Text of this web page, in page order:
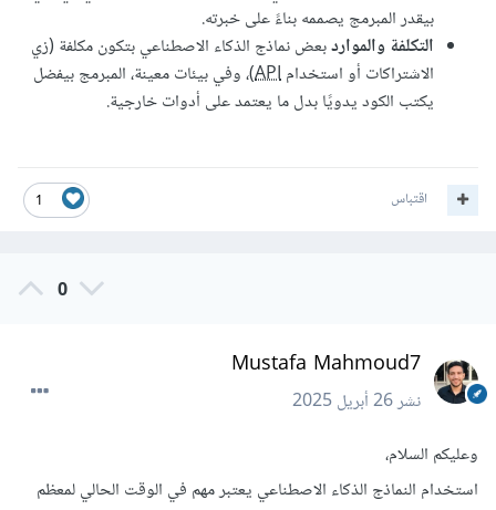
بيقدر المبرمج يصممه بناءً على خبرته.
التكلفة والمواردبعض نماذج الذكاء الاصطناعي بتكون مكلفة (زي
الاشتراكات أو استخدامAPI)، وفي بيئات معينة، المبرمج بيفضل
يكتب الكود يدويًا بدل ما يعتمد على أدوات خارجية.
1 اقتباس
0
Mustafa Mahmoud7
نشر26 أبريل 2025
وعليكم السلام،
استخدام النماذج الذكاء الاصطناعي يعتبر مهم في الوقت الحالي لمعظم